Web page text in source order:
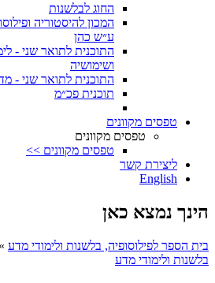
החוג לבלשנות
המכון להיסטוריה
ע״ש כהן
התוכנית לתואר שני -
ושימושיה
התוכנית לתואר שני -
תוכנית פכ״מ
טפסים מקוונים
טפסים מקוונים
טפסים מקוונים >>
ליצירת קשר
English
הינך נמצא כאן
בית הספר לפילוסופיה, בלשנות ולימודי מדע »
בלשנות ולימודי מדע